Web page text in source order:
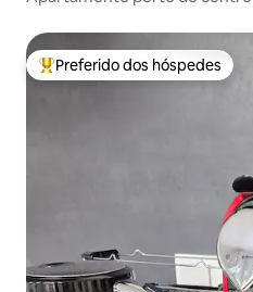
Entre os melhores preferidos
Preferido dos hóspedes